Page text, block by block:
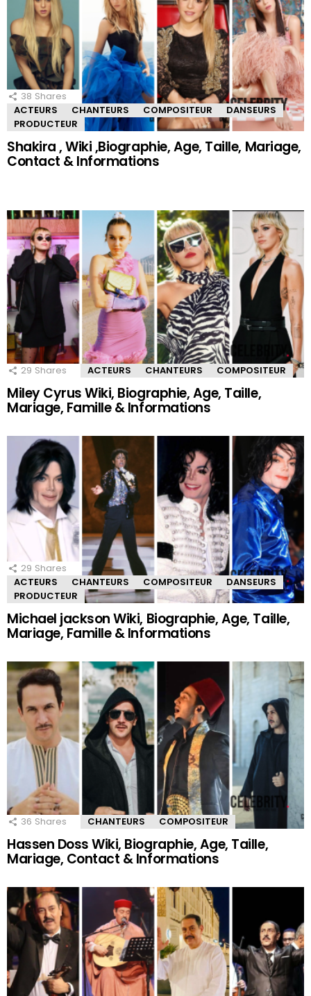
38 Shares
ACTEURS
CHANTEURS COMPOSITEUR
DANSEURS
PRODUCTEUR
Shakira , Wiki ,Biographie, Age, Taille, Mariage,
Contact & Informations
29 Shares ACTEURS CHANTEURS COMPOSITEUR
Miley Cyrus Wiki, Biographie, Age, Taille,
Mariage, Famille & Informations
29 Shares
ACTEURS
CHANTEURS COMPOSITEUR
DANSEURS
PRODUCTEUR
Michael jackson Wiki, Biographie, Age, Taille,
Mariage, Famille & Informations
36 Shares CHANTEURS COMPOSITEUR
Hassen Doss Wiki, Biographie, Age, Taille,
Mariage, Contact & Informations